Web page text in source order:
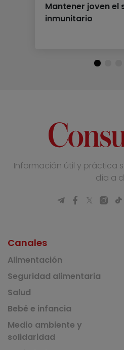
Mantener joven el
inmunitario
Información útil y práctica
día a
Canales
Alimentación
Seguridad alimentaria
Salud
Bebé e infancia
Medio ambiente y
solidaridad